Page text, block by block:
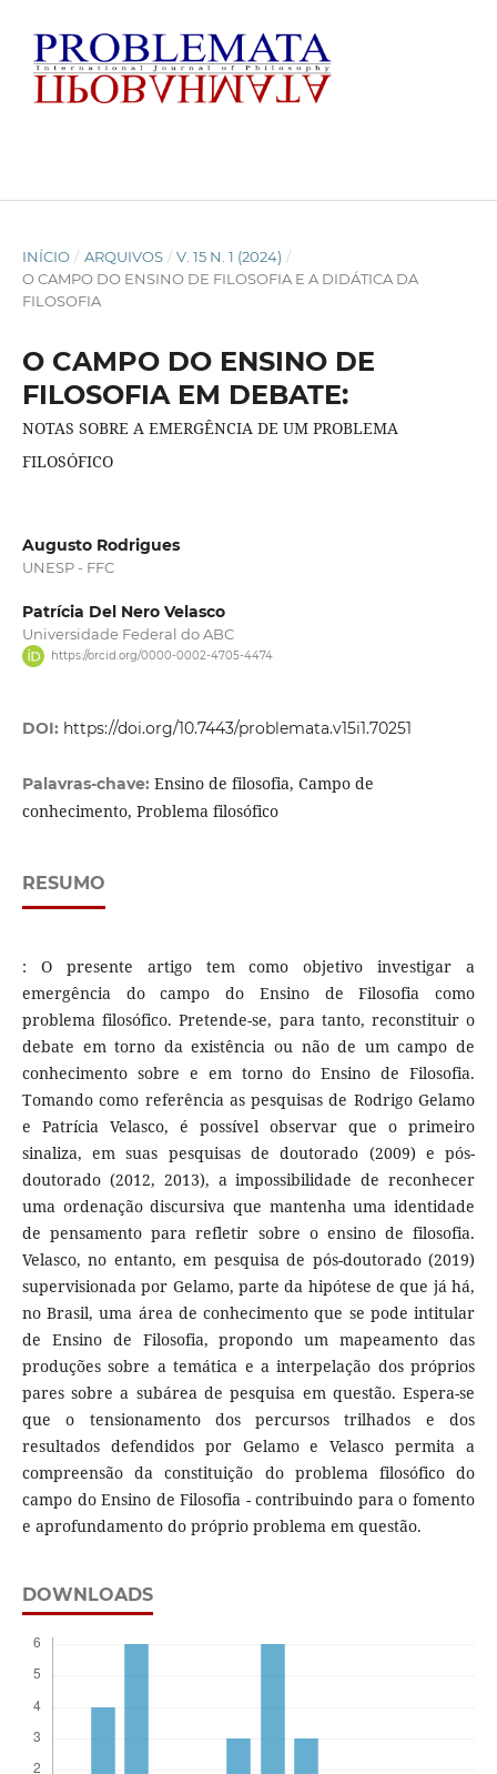
INÍCIO / ARQUIVOS / V. 15 N. 1 (2024) /
O CAMPO DO ENSINO DE FILOSOFIA E A DIDÁTICA DA
FILOSOFIA
O CAMPO DO ENSINO DE
FILOSOFIA EM DEBATE:
NOTAS SOBRE A EMERGÊNCIA DE UM PROBLEMA
FILOSÓFICO
Augusto Rodrigues
UNESP - FFC
Patrícia Del Nero Velasco
Universidade Federal do ABC
https://orcid.org/0000-0002-4705-4474
DOI: https://doi.org/10.7443/problemata.v15i1.70251
Palavras-chave: Ensino de filosofia, Campo de
conhecimento, Problema filosófico
RESUMO
: O presente artigo tem como objetivo investigar a
emergência do campo do Ensino de Filosofia como
problema filosófico. Pretende-se, para tanto, reconstituir o
debate em torno da existência ou não de um campo de
conhecimento sobre e em torno do Ensino de Filosofia.
Tomando como referência as pesquisas de Rodrigo Gelamo
e Patrícia Velasco, é possível observar que o primeiro
sinaliza, em suas pesquisas de doutorado (2009) e pós-
doutorado (2012, 2013), a impossibilidade de reconhecer
uma ordenação discursiva que mantenha uma identidade
de pensamento para refletir sobre o ensino de filosofia.
Velasco, no entanto, em pesquisa de pós-doutorado (2019)
supervisionada por Gelamo, parte da hipótese de que já há,
no Brasil, uma área de conhecimento que se pode intitular
de Ensino de Filosofia, propondo um mapeamento das
produções sobre a temática e a interpelação dos próprios
pares sobre a subárea de pesquisa em questão. Espera-se
que o tensionamento dos percursos trilhados e dos
resultados defendidos por Gelamo e Velasco permita a
compreensão da constituição do problema filosófico do
campo do Ensino de Filosofia - contribuindo para o fomento
e aprofundamento do próprio problema em questão.
DOWNLOADS